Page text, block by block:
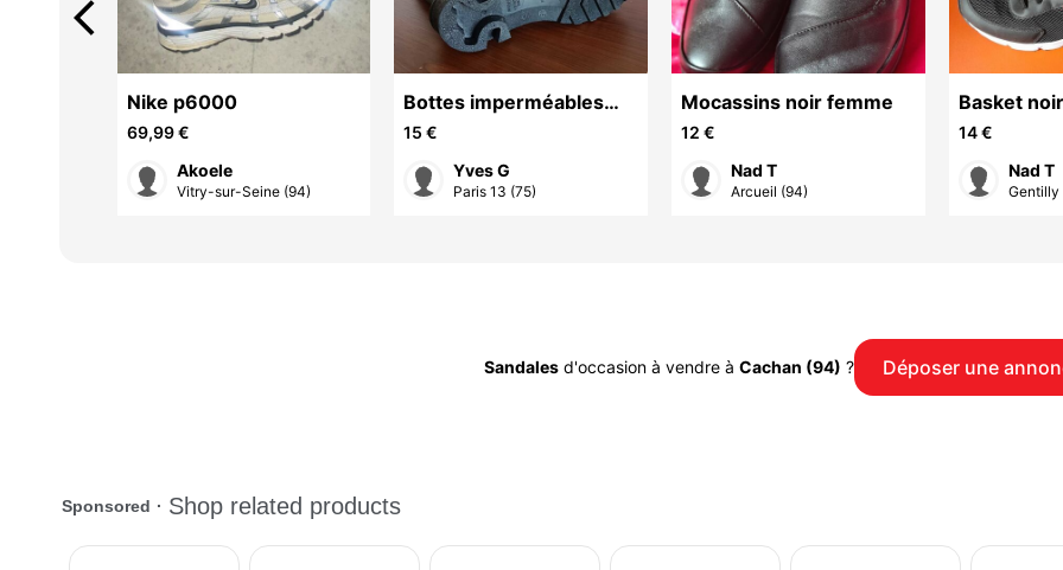
Nike p6000
69,99 €
Akoele
Vitry-sur-Seine (94)
Bottes imperméables
pour homme
15 €
Yves G
Paris 13 (75)
Mocassins noir femme
12 €
Nad T
Arcueil (94)
Basket
14 €
Nad T
Gentilly
arrow_back_ios
Sandalesd'occasion à vendre à Cachan (94) ? Déposer une